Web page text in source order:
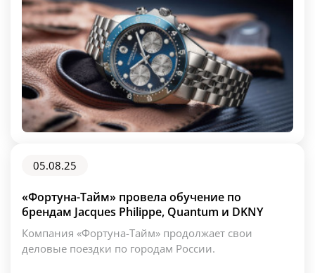
05.08.25
«Фортуна-Тайм» провела обучение по
брендам Jacques Philippe, Quantum и DKNY
Компания «Фортуна-Тайм» продолжает свои
деловые поездки по городам России.